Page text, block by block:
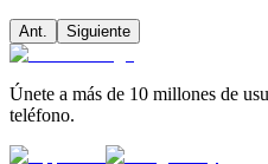
Ant. Siguiente
Únete a más de 10 millones de
teléfono.